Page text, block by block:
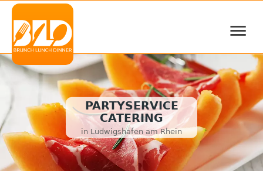
≡
PARTYSERVICE
CATERING
in Ludwigshafen am Rhein